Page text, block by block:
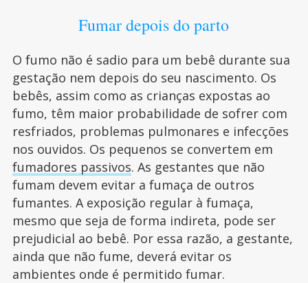
Fumar depois do parto
O fumo não é sadio para um bebê durante sua
gestação nem depois do seu nascimento. Os
bebês, assim como as crianças expostas ao
fumo, têm maior probabilidade de sofrer com
resfriados, problemas pulmonares e infecções
nos ouvidos. Os pequenos se convertem em
fumadores passivos. As gestantes que não
fumam devem evitar a fumaça de outros
fumantes. A exposição regular à fumaça,
mesmo que seja de forma indireta, pode ser
prejudicial ao bebê. Por essa razão, a gestante,
ainda que não fume, deverá evitar os
ambientes onde é permitido fumar.